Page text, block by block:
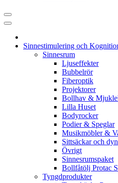
Sinnestimulering och
Sinnesrum
Ljuseffekter
Bubbelrör
Fiberoptik
Projektorer
Bollhav &
Lilla Huset
Bodyrocker
Podier & Speglar
Musikmöbler &
Sittsäckar och
Övrigt
Sinnesrumspaket
Bollfåtölj Protac
Tyngdprodukter